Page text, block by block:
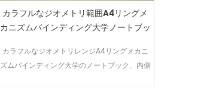
カラフルなジオメトリ範囲A4リングメ
カニズムバインディング大学ノートブッ
カラフルなジオメトリレンジA4リングメカニ
ズムバインディング大学のノートブック、内側